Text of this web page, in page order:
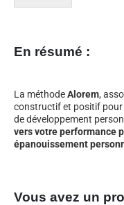
En résumé :
La méthodeAlorem,
constructif et positif pour
de développement
vers votre performance
épanouissement
Vous avez un